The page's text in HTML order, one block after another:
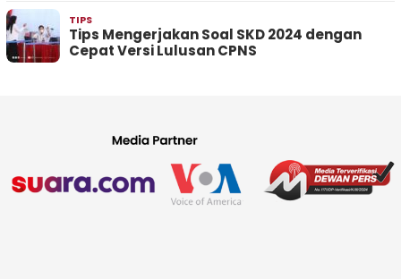
TIPS
Tips Mengerjakan Soal SKD 2024 dengan
Cepat Versi Lulusan CPNS